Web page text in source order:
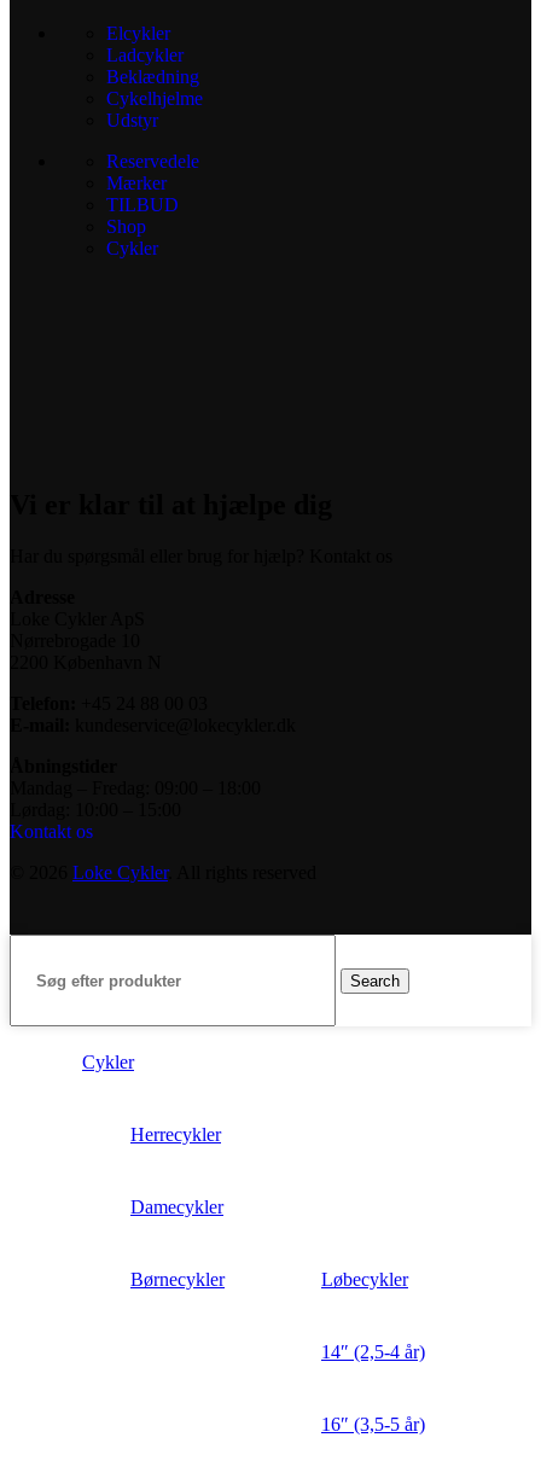
Elcykler
Ladcykler
Beklædning
Cykelhjelme
Udstyr
Reservedele
Mærker
TILBUD
Shop
Cykler
Kontakt os
Loke Cykler. All rights reserved
Search
Cykler
Herrecykler
Damecykler
Børnecykler Løbecykler
14″ (2,5-4 år)
16″ (3,5-5 år)